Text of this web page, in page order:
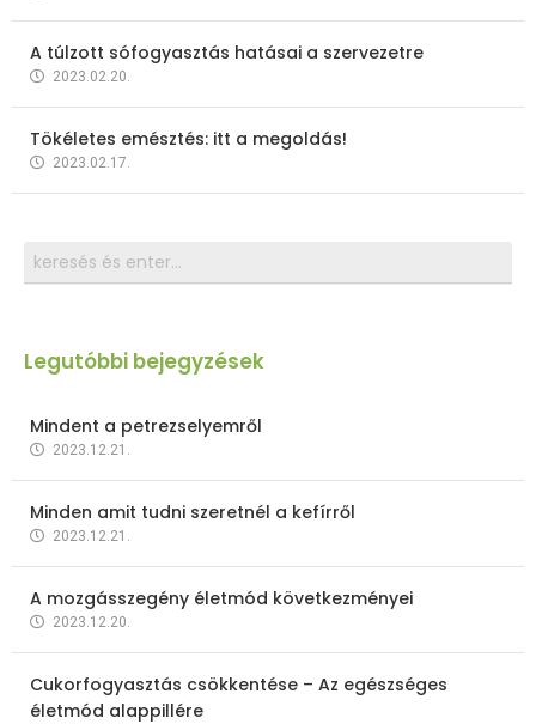
A túlzott sófogyasztás hatásai a szervezetre
2023.02.20.
Tökéletes emésztés: itt a megoldás!
2023.02.17.
Legutóbbi bejegyzések
Mindent a petrezselyemről
2023.12.21.
Minden amit tudni szeretnél a kefírről
2023.12.21.
A mozgásszegény életmód következményei
2023.12.20.
Cukorfogyasztás csökkentése – Az egészséges
életmód alappillére